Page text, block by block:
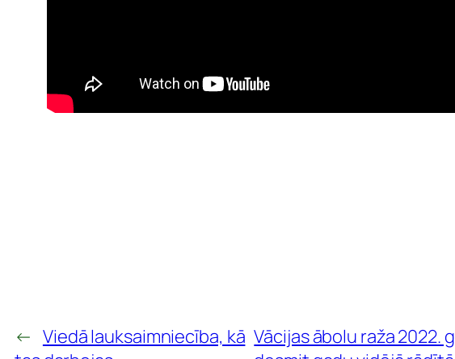
← Viedā lauksaimniecība, kā Vācijas ābolu raža 2022.